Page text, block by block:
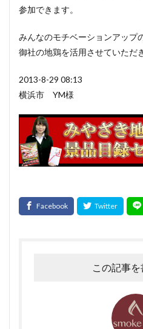
参加できます。
みんなのモチベーションアップ
御社の地鶏を活用させていただ
2013-8-29 08:13
横浜市 YM様
この記事を